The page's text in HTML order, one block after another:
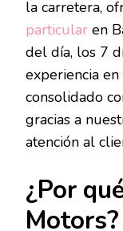
la carretera,
particular en
del día, los 7
experiencia
consolidado
gracias a
atención al
¿Por
Motors?